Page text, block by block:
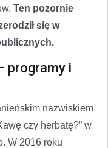
Ten pozornie
się w
programy i
nazwiskiem
czy herbatę?” w
W 2016 roku